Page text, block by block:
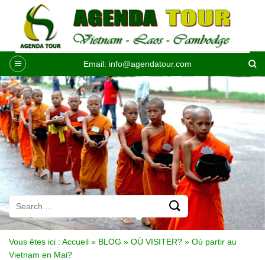
contenu
Email: info@agendatour.com
Vous êtes ici : Accueil » BLOG » OÙ VISITER? » Où partir au
Vietnam en Mai?